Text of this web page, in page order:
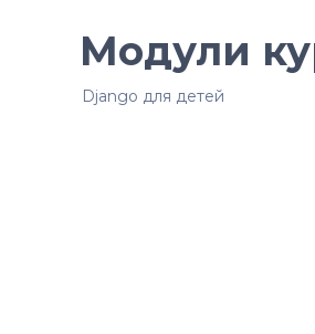
Модули
Django для детей